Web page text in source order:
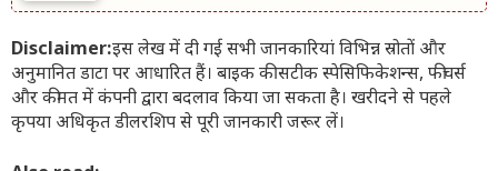
Disclaimer:इस लेख में दी गई सभी जानकारियां विभिन्न स्रोतों और
अनुमानित डाटा पर आधारित हैं। बाइक की सटीक स्पेसिफिकेशन्स, फीचर्स
और कीमत में कंपनी द्वारा बदलाव किया जा सकता है। खरीदने से पहले
कृपया अधिकृत डीलरशिप से पूरी जानकारी जरूर लें।